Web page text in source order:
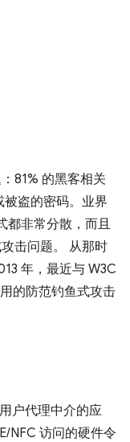
81% 的黑客相关
盗的密码。业界
都非常分散，而且
击问题。 从那时
年，最近与 W3C
的防范钓鱼式攻击
户代理中介的应
NFC 访问的硬件令